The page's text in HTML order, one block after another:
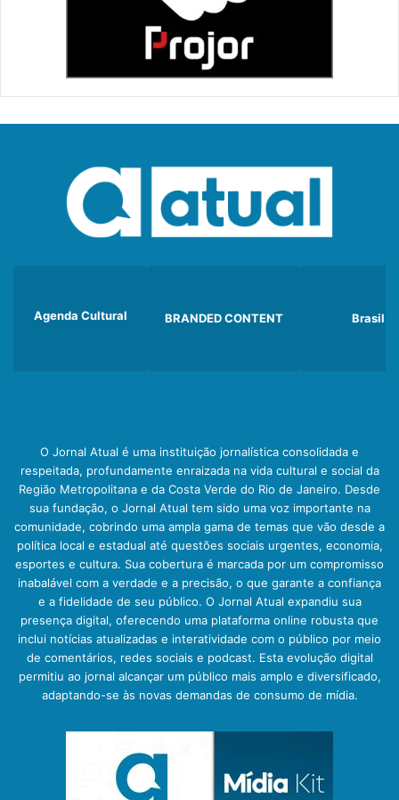
Agenda Cultural BRANDED CONTENT Brasil
O Jornal Atual é uma instituição jornalística consolidada e
respeitada, profundamente enraizada na vida cultural e social da
Região Metropolitana e da Costa Verde do Rio de Janeiro. Desde
sua fundação, o Jornal Atual tem sido uma voz importante na
comunidade, cobrindo uma ampla gama de temas que vão desde a
política local e estadual até questões sociais urgentes, economia,
esportes e cultura. Sua cobertura é marcada por um compromisso
inabalável com a verdade e a precisão, o que garante a confiança
e a fidelidade de seu público. O Jornal Atual expandiu sua
presença digital, oferecendo uma plataforma online robusta que
inclui notícias atualizadas e interatividade com o público por meio
de comentários, redes sociais e podcast. Esta evolução digital
permitiu ao jornal alcançar um público mais amplo e diversificado,
adaptando-se às novas demandas de consumo de mídia.